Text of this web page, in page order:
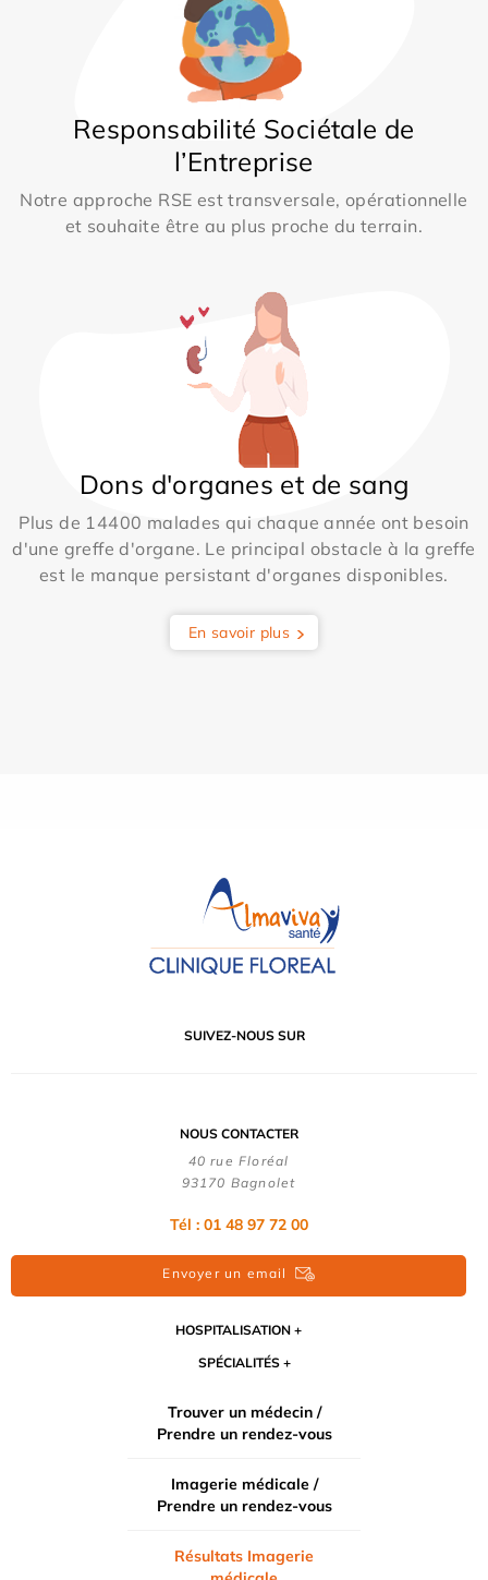
Responsabilité Sociétale de
l’Entreprise
Notre approche RSE est transversale, opérationnelle
et souhaite être au plus proche du terrain.
Dons d'organes et de sang
Plus de 14400 malades qui chaque année ont besoin
d'une greffe d'organe. Le principal obstacle à la greffe
est le manque persistant d'organes disponibles.
En savoir plus
SUIVEZ-NOUS SUR
NOUS CONTACTER
40 rue Floréal
93170 Bagnolet
Tél : 01 48 97 72 00
Envoyer un email
HOSPITALISATION
SPÉCIALITÉS
Trouver un médecin /
Prendre un rendez-vous
Imagerie médicale /
Prendre un rendez-vous
Résultats Imagerie